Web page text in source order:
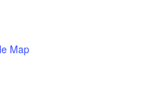
Map